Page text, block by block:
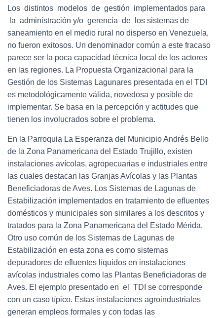
Los distintos modelos de gestión implementados para
la administración y/o gerencia de los sistemas de
saneamiento en el medio rural no disperso en Venezuela,
no fueron exitosos. Un denominador común a este fracaso
parece ser la poca capacidad técnica local de los actores
en las regiones. La Propuesta Organizacional para la
Gestión de los Sistemas Lagunares presentada en el TDI
es metodológicamente válida, novedosa y posible de
implementar. Se basa en la percepción y actitudes que
tienen los involucrados sobre el problema.
En la Parroquia La Esperanza del Municipio Andrés Bello
de la Zona Panamericana del Estado Trujillo, existen
instalaciones avícolas, agropecuarias e industriales entre
las cuales destacan las Granjas Avícolas y las Plantas
Beneficiadoras de Aves. Los Sistemas de Lagunas de
Estabilización implementados en tratamiento de efluentes
domésticos y municipales son similares a los descritos y
tratados para la Zona Panamericana del Estado Mérida.
Otro uso común de los Sistemas de Lagunas de
Estabilización en esta zona es como sistemas
depuradores de efluentes líquidos en instalaciones
avícolas industriales como las Plantas Beneficiadoras de
Aves. El ejemplo presentado en el TDI se corresponde
con un caso típico. Estas instalaciones agroindustriales
generan empleos formales y con todas las